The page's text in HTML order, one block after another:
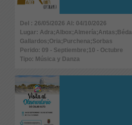
Del : 26/05/2026 Al: 04/10/2026
Lugar:
Gallardos;Oria;Purchena;Sorbas
Perido: 09 - Septiembre;10 - Octubre
Tipo: Música y Danza